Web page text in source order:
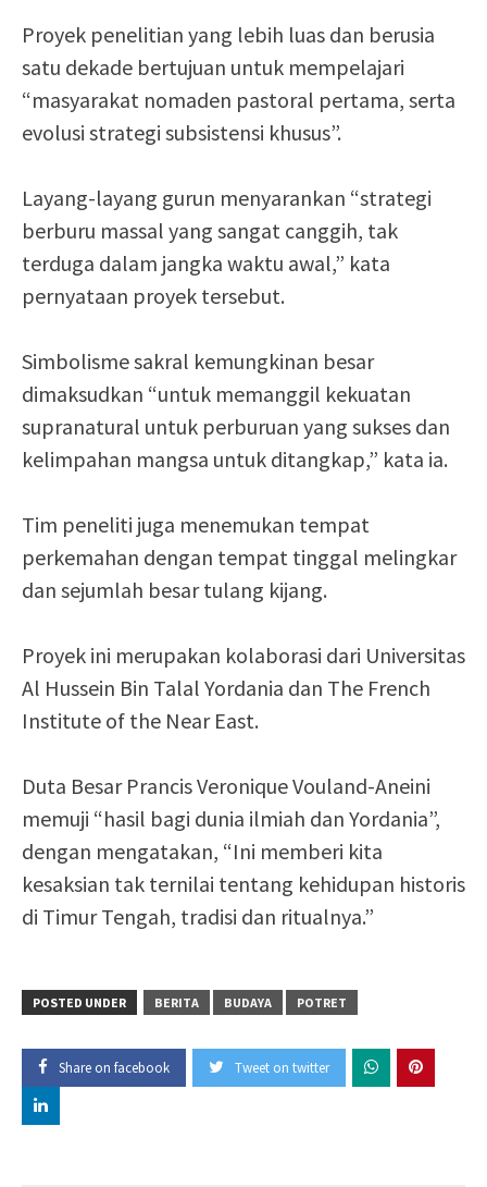
Proyek penelitian yang lebih luas dan berusia
satu dekade bertujuan untuk mempelajari
“masyarakat nomaden pastoral pertama, serta
evolusi strategi subsistensi khusus”.
Layang-layang gurun menyarankan “strategi
berburu massal yang sangat canggih, tak
terduga dalam jangka waktu awal,” kata
pernyataan proyek tersebut.
Simbolisme sakral kemungkinan besar
dimaksudkan “untuk memanggil kekuatan
supranatural untuk perburuan yang sukses dan
kelimpahan mangsa untuk ditangkap,” kata ia.
Tim peneliti juga menemukan tempat
perkemahan dengan tempat tinggal melingkar
dan sejumlah besar tulang kijang.
Proyek ini merupakan kolaborasi dari Universitas
Al Hussein Bin Talal Yordania dan The French
Institute of the Near East.
Duta Besar Prancis Veronique Vouland-Aneini
memuji “hasil bagi dunia ilmiah dan Yordania”,
dengan mengatakan, “Ini memberi kita
kesaksian tak ternilai tentang kehidupan historis
di Timur Tengah, tradisi dan ritualnya.”
POSTED UNDER BERITA BUDAYA POTRET
Share on facebook Tweet on twitter